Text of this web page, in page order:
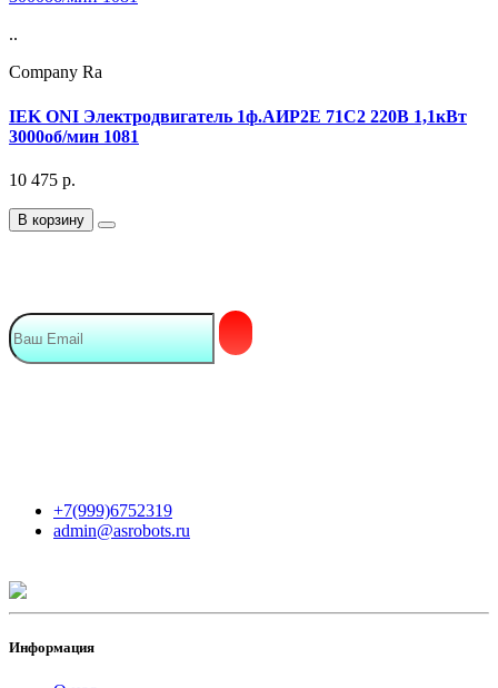
..
Company Ra
IEK ONI Электродвигатель 1ф.АИР2Е 71C2 220В 1,1кВт
3000об/мин 1081
10 475 р.
В корзину
+7(999)6752319
admin@asrobots.ru
Информация